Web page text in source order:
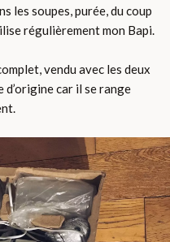
les soupes, purée, du coup
régulièrement mon Bapi.
vendu avec les deux
d’origine car il se range